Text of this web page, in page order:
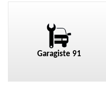
Garagiste 91